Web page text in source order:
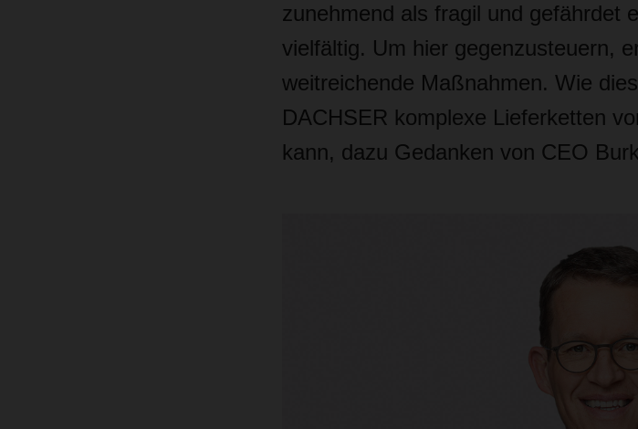
zunehmend als fragil und gefährdet
vielfältig. Um hier gegenzusteuern,
weitreichende Maßnahmen. Wie
DACHSER komplexe Lieferketten
kann, dazu Gedanken von CEO